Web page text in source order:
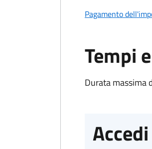
Pagamento
Tempi
Durata massima